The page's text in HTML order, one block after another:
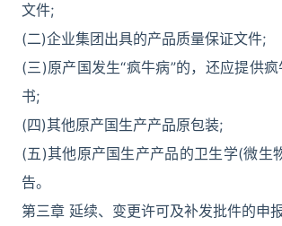
文件;
(二)企业集团出具的产品质量保证文件;
(三)原产国发生“疯牛病”的，还应提供
书;
(四)其他原产国生产产品原包装;
(五)其他原产国生产产品的卫生学(微生
告。
第三章 延续、变更许可及补发批件的申